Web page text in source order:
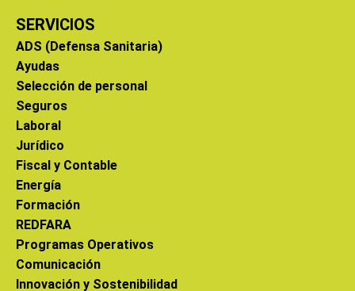
SERVICIOS
ADS (Defensa Sanitaria)
Ayudas
Selección de personal
Seguros
Laboral
Jurídico
Fiscal y Contable
Energía
Formación
REDFARA
Programas Operativos
Comunicación
Innovación y Sostenibilidad